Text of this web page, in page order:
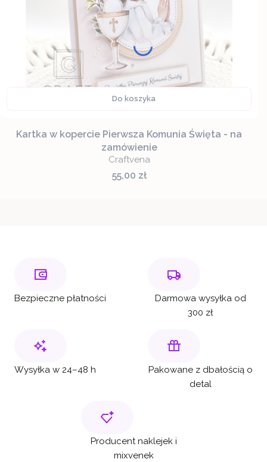
Do koszyka
Kartka w kopercie Pierwsza Komunia Święta - na
zamówienie
Craftvena
Cena
55,00 zł
Bezpieczne płatności
Darmowa wysyłka od
300 zł
Wysyłka w 24–48 h
Pakowane z dbałością o
detal
Producent naklejek i
mixvenek